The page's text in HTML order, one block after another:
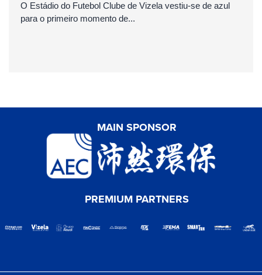
O Estádio do Futebol Clube de Vizela vestiu-se de azul
para o primeiro momento de...
MAIN SPONSOR
PREMIUM PARTNERS